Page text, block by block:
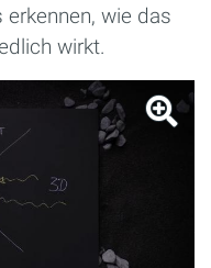
wie das
wirkt.